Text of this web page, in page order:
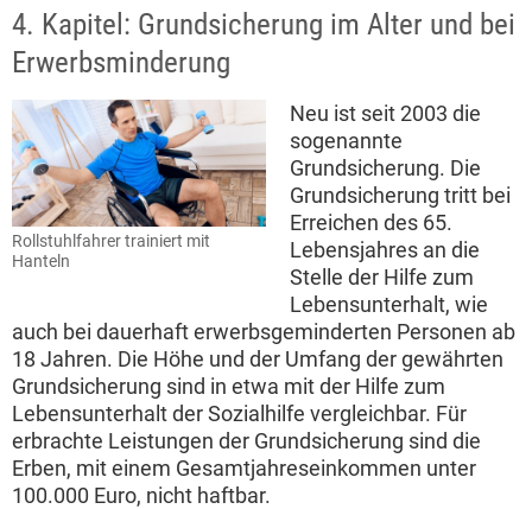
4. Kapitel: Grundsicherung im Alter und bei
Erwerbsminderung
Rollstuhlfahrer trainiert mit
Hanteln
Neu ist seit 2003 die
sogenannte
Grundsicherung. Die
Grundsicherung tritt bei
Erreichen des 65.
Lebensjahres an die
Stelle der Hilfe zum
Lebensunterhalt, wie
auch bei dauerhaft erwerbsgeminderten Personen ab
18 Jahren. Die Höhe und der Umfang der gewährten
Grundsicherung sind in etwa mit der Hilfe zum
Lebensunterhalt der Sozialhilfe vergleichbar. Für
erbrachte Leistungen der Grundsicherung sind die
Erben, mit einem Gesamtjahreseinkommen unter
100.000 Euro, nicht haftbar.